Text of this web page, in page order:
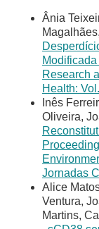
Ânia
Research
Health:
Inês
Oliveira,
Jornadas
Alice
Ventura,
Martins,